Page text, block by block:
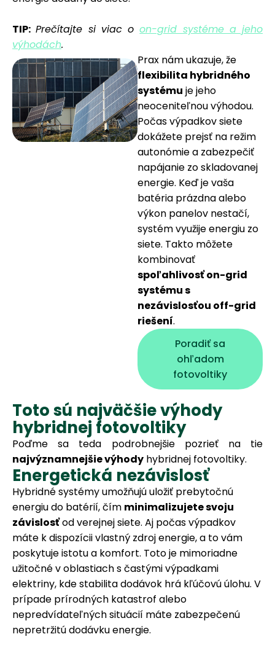
TIP: Prečítajte si viac oon-grid systéme a jeho
výhodách.
Prax nám ukazuje, že
flexibilita hybridného
systému je jeho
neoceniteľnou výhodou.
Počas výpadkov siete
dokážete prejsť na režim
autonómie a zabezpečiť
napájanie zo skladovanej
energie. Keď je vaša
batéria prázdna alebo
výkon panelov nestačí,
systém využije energiu zo
siete. Takto môžete
kombinovať
spoľahlivosť on-grid
systému s
nezávislosťou off-grid
riešení.
Poradiť sa
ohľadom
fotovoltiky
Toto sú najväčšie výhody
hybridnej fotovoltiky
Poďme sa teda podrobnejšie pozrieť na tie
najvýznamnejšie výhody hybridnej fotovoltiky.
Energetická nezávislosť
Hybridné systémy umožňujú uložiť prebytočnú
energiu do batérií, čím minimalizujete svoju
závislosťod verejnej siete. Aj počas výpadkov
máte k dispozícii vlastný zdroj energie, a to vám
poskytuje istotu a komfort. Toto je mimoriadne
užitočné v oblastiach s častými výpadkami
elektriny, kde stabilita dodávok hrá kľúčovú úlohu. V
prípade prírodných katastrof alebo
nepredvídateľných situácií máte zabezpečenú
nepretržitú dodávku energie.